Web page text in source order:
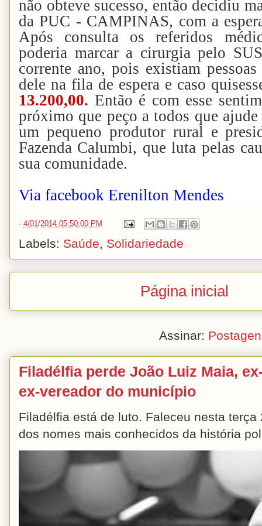
não obteve sucesso, então decidiu
da PUC - CAMPINAS, com a
Após consulta os referidos
poderia marcar a cirurgia pelo
corrente ano, pois existiam
dele na fila de espera e caso
13.200,00. Então é com esse
próximo que peço a todos que
um pequeno produtor rural e
Fazenda Calumbi, que luta pelas
sua comunidade.
Via facebook Erenilton Mendes
- 4/01/2014 05:50:00 PM
Labels: Saúde, Solidariedade
Página inicial
Assinar:
Filadélfia perde João Luiz Maia,
ex-vereador do município
Filadélfia está de luto. Faleceu nesta
dos nomes mais conhecidos da história